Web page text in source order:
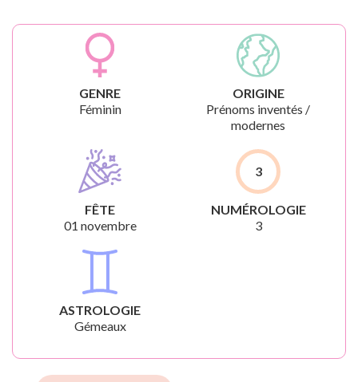
GENRE
Féminin
ORIGINE
Prénoms inventés /
modernes
FÊTE
01 novembre
3
NUMÉROLOGIE
3
ASTROLOGIE
Gémeaux